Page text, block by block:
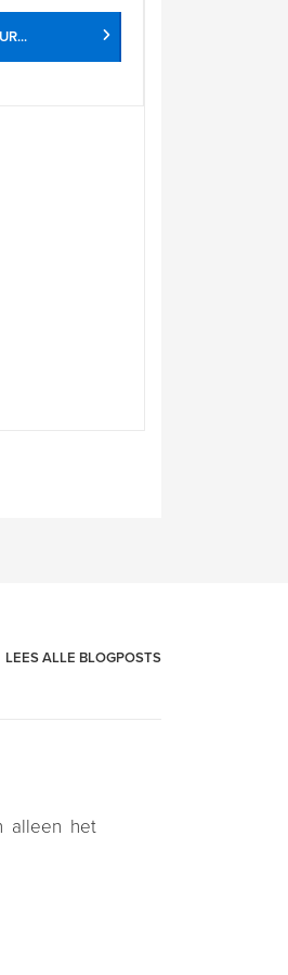
LEES ALLE BLOGPOSTS
alleen het